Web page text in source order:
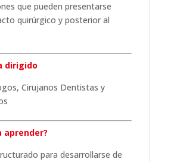
que pueden presentarse
quirúrgico y posterior al
dirigido
Cirujanos Dentistas y
aprender?
para desarrollarse de